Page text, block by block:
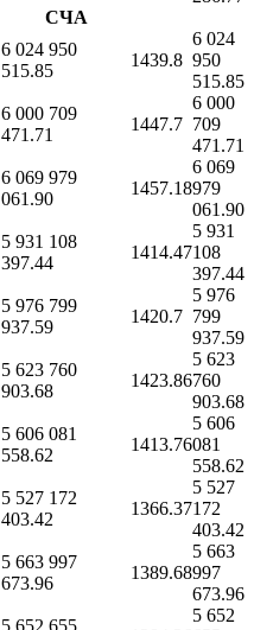
СЧА
6 024 950
515.85
1439.8
6 024
950
515.85
6 000 709
471.71
1447.7
6 000
709
471.71
6 069 979
061.90
1457.18
6 069
979
061.90
5 931 108
397.44
1414.47
5 931
108
397.44
5 976 799
937.59
1420.7
5 976
799
937.59
5 623 760
903.68
1423.86
5 623
760
903.68
5 606 081
558.62
1413.76
5 606
081
558.62
5 527 172
403.42
1366.37
5 527
172
403.42
5 663 997
673.96
1389.68
5 663
997
673.96
5 652 655
5 652